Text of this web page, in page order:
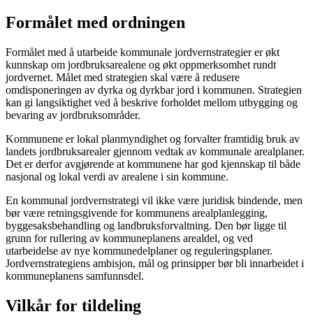
Formålet med ordningen
Formålet med å utarbeide kommunale jordvernstrategier er økt
kunnskap om jordbruksarealene og økt oppmerksomhet rundt
jordvernet. Målet med strategien skal være å redusere
omdisponeringen av dyrka og dyrkbar jord i kommunen. Strategien
kan gi langsiktighet ved å beskrive forholdet mellom utbygging og
bevaring av jordbruksområder.
Kommunene er lokal planmyndighet og forvalter framtidig bruk av
landets jordbruksarealer gjennom vedtak av kommunale arealplaner.
Det er derfor avgjørende at kommunene har god kjennskap til både
nasjonal og lokal verdi av arealene i sin kommune.
En kommunal jordvernstrategi vil ikke være juridisk bindende, men
bør være retningsgivende for kommunens arealplanlegging,
byggesaksbehandling og landbruksforvaltning. Den bør ligge til
grunn for rullering av kommuneplanens arealdel, og ved
utarbeidelse av nye kommunedelplaner og reguleringsplaner.
Jordvernstrategiens ambisjon, mål og prinsipper bør bli innarbeidet i
kommuneplanens samfunnsdel.
Vilkår for tildeling